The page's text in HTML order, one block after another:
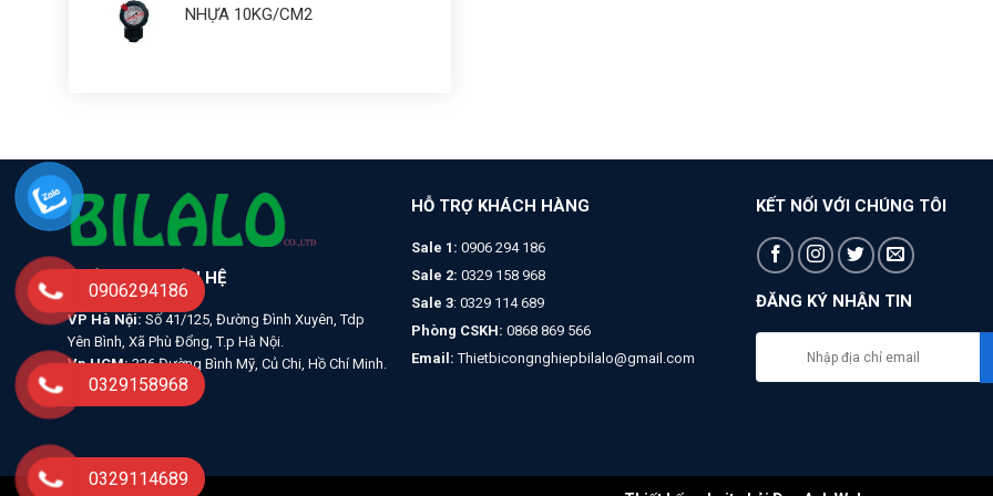
NHỰA 10KG/CM2
THÔNG TIN LIÊN HỆ
VP Hà Nội: Số 41/125, Đường Đình Xuyên, Tdp
Yên Bình, Xã Phù Đổng, T.p Hà Nội.
Vp HCM:326 Đường Bình Mỹ, Củ Chi, Hồ Chí Minh.
HỖ TRỢ KHÁCH HÀNG
Sale 1:0906 294 186
Sale 2: 0329 158 968
Sale 3: 0329 114 689
Phòng CSKH: 0868 869 566
Email: Thietbicongnghiepbilalo@gmail.com
KẾT NỐI VỚI CHÚNG TÔI
ĐĂNG KÝ NHẬN TIN
0906294186
0329158968
0329114689